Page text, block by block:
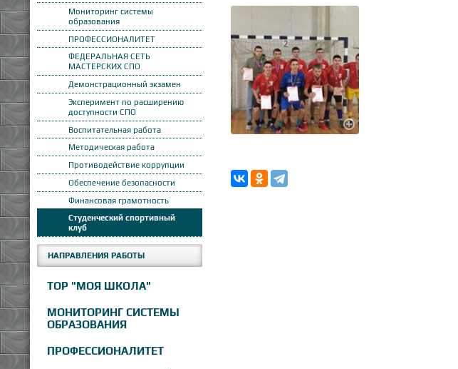
Мониторинг системы
образования
ПРОФЕССИОНАЛИТЕТ
ФЕДЕРАЛЬНАЯ СЕТЬ
МАСТЕРСКИХ СПО
Демонстрационный экзамен
Эксперимент по расширению
доступности СПО
Воспитательная работа
Методическая работа
Противодействие коррупции
Обеспечение безопасности
Финансовая грамотность
Студенческий спортивный
клуб
НАПРАВЛЕНИЯ РАБОТЫ
ТОР "МОЯ ШКОЛА"
МОНИТОРИНГ СИСТЕМЫ
ОБРАЗОВАНИЯ
ПРОФЕССИОНАЛИТЕТ